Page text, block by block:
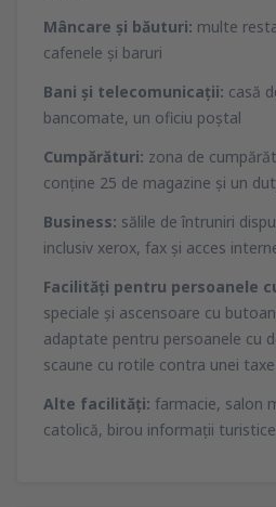
Mâncare şi băuturi: multe
cafenele şi baruri
Bani şi telecomunicaţii: casă
bancomate, un oficiu poştal
Cumpărături: zona de
conţine 25 de magazine şi un
Business: sălile de întruniri
inclusiv xerox, fax şi acces
Facilităţi pentru persoanele
speciale şi ascensoare cu
adaptate pentru persoanele cu
scaune cu rotile contra unei
Alte facilităţi: farmacie, salon
catolică, birou informaţii turistice